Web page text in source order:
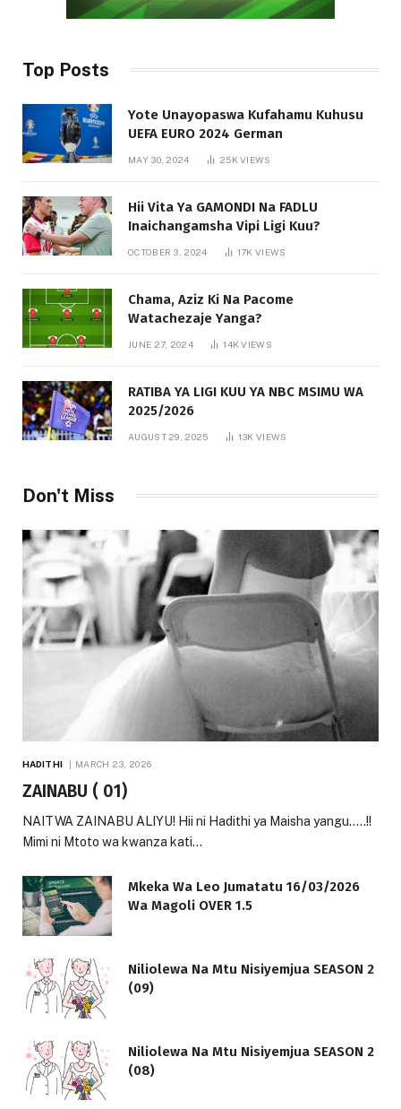
Top Posts
Yote Unayopaswa Kufahamu Kuhusu
UEFA EURO 2024 German
MAY 30, 2024 25KVIEWS
Hii Vita Ya GAMONDI Na FADLU
Inaichangamsha Vipi Ligi Kuu?
OCTOBER 3, 2024 17KVIEWS
Chama, Aziz Ki Na Pacome
Watachezaje Yanga?
JUNE 27, 2024 14KVIEWS
RATIBA YA LIGI KUU YA NBC MSIMU WA
2025/2026
AUGUST 29, 2025 13KVIEWS
Don't Miss
HADITHI MARCH 23, 2026
ZAINABU ( 01)
NAITWA ZAINABU ALIYU! Hii ni Hadithi ya Maisha yangu…..!!
Mimi ni Mtoto wa kwanza kati…
Mkeka Wa Leo Jumatatu 16/03/2026
Wa Magoli OVER 1.5
Niliolewa Na Mtu Nisiyemjua SEASON 2
(09)
Niliolewa Na Mtu Nisiyemjua SEASON 2
(08)